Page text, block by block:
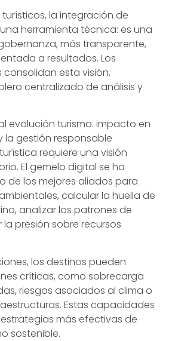
la integración de
herramienta técnica: es una
más transparente,
a resultados. Los
esta visión,
centralizado de análisis y
evolución turismo: impacto en
la gestión responsable
requiere una visión
El gemelo digital se ha
de los mejores aliados para
calcular la huella de
analizar los patrones de
presión sobre recursos
los destinos pueden
críticas, como sobrecarga
riesgos asociados al clima o
Estas capacidades
más efectivas de
sostenible.